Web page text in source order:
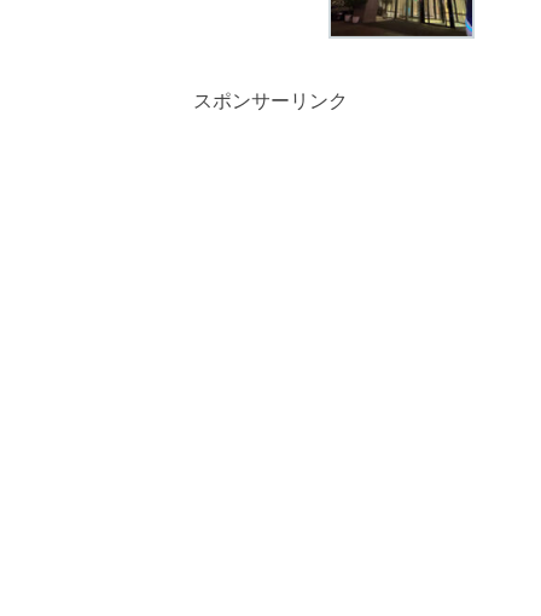
スポンサーリンク